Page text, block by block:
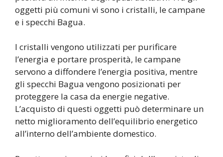
oggetti più comuni vi sono i cristalli, le campane
e i specchi Bagua.
I cristalli vengono utilizzati per purificare
l’energia e portare prosperità, le campane
servono a diffondere l’energia positiva, mentre
gli specchi Bagua vengono posizionati per
proteggere la casa da energie negative.
L’acquisto di questi oggetti può determinare un
netto miglioramento dell’equilibrio energetico
all’interno dell’ambiente domestico.